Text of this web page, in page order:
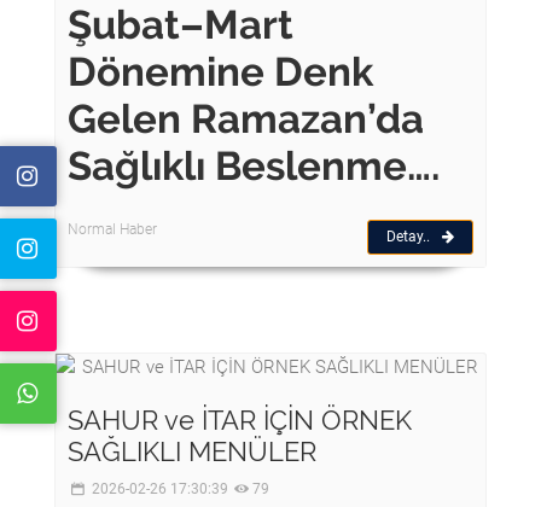
Şubat–Mart
Dönemine Denk
Gelen Ramazan’da
Sağlıklı Beslenme….
Normal Haber Detay..
SAHUR ve İTAR İÇİN ÖRNEK
SAĞLIKLI MENÜLER
2026-02-26 17:30:39 79